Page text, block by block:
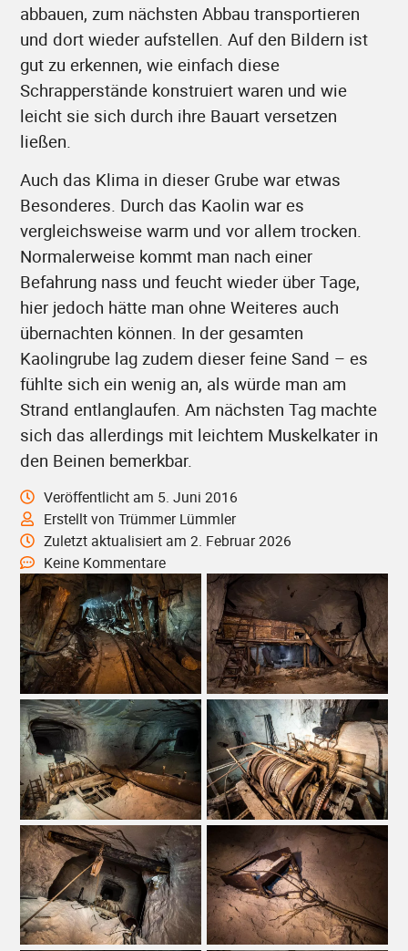
abbauen, zum nächsten Abbau transportieren
und dort wieder aufstellen. Auf den Bildern ist
gut zu erkennen, wie einfach diese
Schrapperstände konstruiert waren und wie
leicht sie sich durch ihre Bauart versetzen
ließen.
Auch das Klima in dieser Grube war etwas
Besonderes. Durch das Kaolin war es
vergleichsweise warm und vor allem trocken.
Normalerweise kommt man nach einer
Befahrung nass und feucht wieder über Tage,
hier jedoch hätte man ohne Weiteres auch
übernachten können. In der gesamten
Kaolingrube lag zudem dieser feine Sand – es
fühlte sich ein wenig an, als würde man am
Strand entlanglaufen. Am nächsten Tag machte
sich das allerdings mit leichtem Muskelkater in
den Beinen bemerkbar.
Veröffentlicht am 5. Juni 2016
Erstellt von Trümmer Lümmler
Zuletzt aktualisiert am 2. Februar 2026
Keine Kommentare